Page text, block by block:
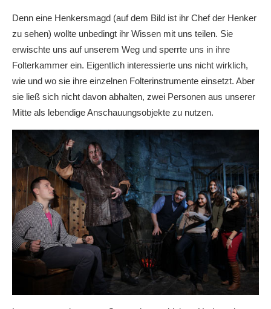
Denn eine Henkersmagd (auf dem Bild ist ihr Chef der Henker
zu sehen) wollte unbedingt ihr Wissen mit uns teilen. Sie
erwischte uns auf unserem Weg und sperrte uns in ihre
Folterkammer ein. Eigentlich interessierte uns nicht wirklich,
wie und wo sie ihre einzelnen Folterinstrumente einsetzt. Aber
sie ließ sich nicht davon abhalten, zwei Personen aus unserer
Mitte als lebendige Anschauungsobjekte zu nutzen.